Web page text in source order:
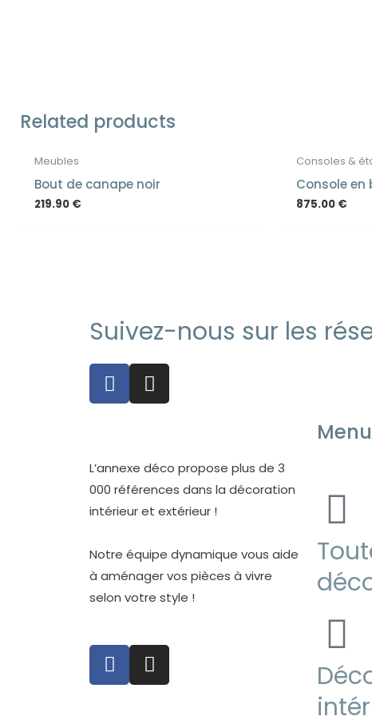
Related products
Meubles
Bout de canape noir
219.90 €
Consoles &
Console en
875.00 €
Suivez-nous sur les
F
a
c
o
o
k
f
I
n
s
g
r
a
L’annexe déco propose plus de 3
000 références dans la décoration
intérieur et extérieur !
Notre équipe dynamique vous aide
à aménager vos pièces à vivre
selon votre style !
F
a
c
I
n
s
Menu